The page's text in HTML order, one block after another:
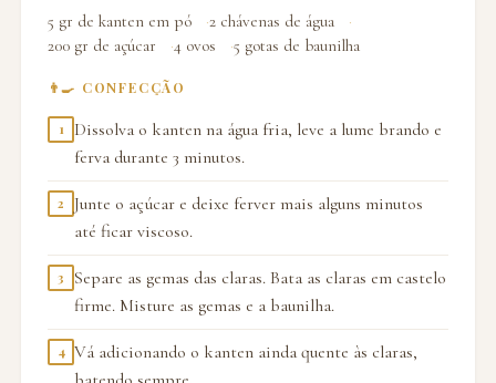
5 gr de kanten em pó
2 chávenas de água
200 gr de açúcar
4 ovos 5 gotas de baunilha
👨‍🍳 CONFECÇÃO
1
Dissolva o kanten na água fria, leve a lume brando e
ferva durante 3 minutos.
2
Junte o açúcar e deixe ferver mais alguns minutos
até ficar viscoso.
3
Separe as gemas das claras. Bata as claras em castelo
firme. Misture as gemas e a baunilha.
4 Vá adicionando o kanten ainda quente às claras,